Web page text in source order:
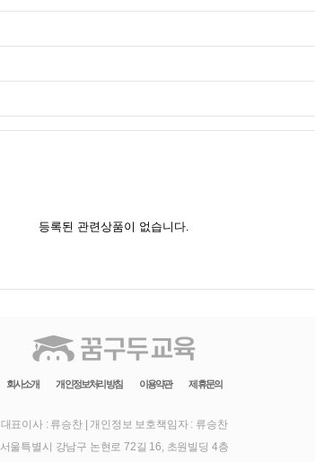
등록된 관련상품이 없습니다.
회사소개 개인정보처리방침 이용약관 제휴문의
대표이사 : 류승찬| 개인정보 보호책임자 : 류승찬
서울특별시 강남구 논현로 72길 16, 초원빌딩 4층